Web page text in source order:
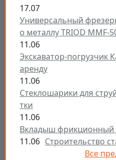
17.07
Универсальный
о металлу TRIOD MMF-
11.06
Экскаватор-погрузчик
аренду
11.06
Стеклошарики для
тки
11.06
Вкладыш фрикционный
11.06 Строительство
Все